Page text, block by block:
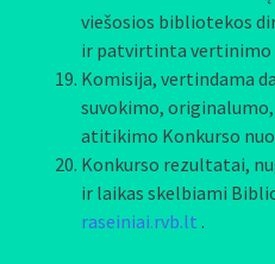
viešosios bibliotekos
ir patvirtinta vertinimo
Komisija, vertindama
suvokimo,
atitikimo Konkurso
Konkurso rezultatai,
ir laikas skelbiami
raseiniai.rvb.lt .